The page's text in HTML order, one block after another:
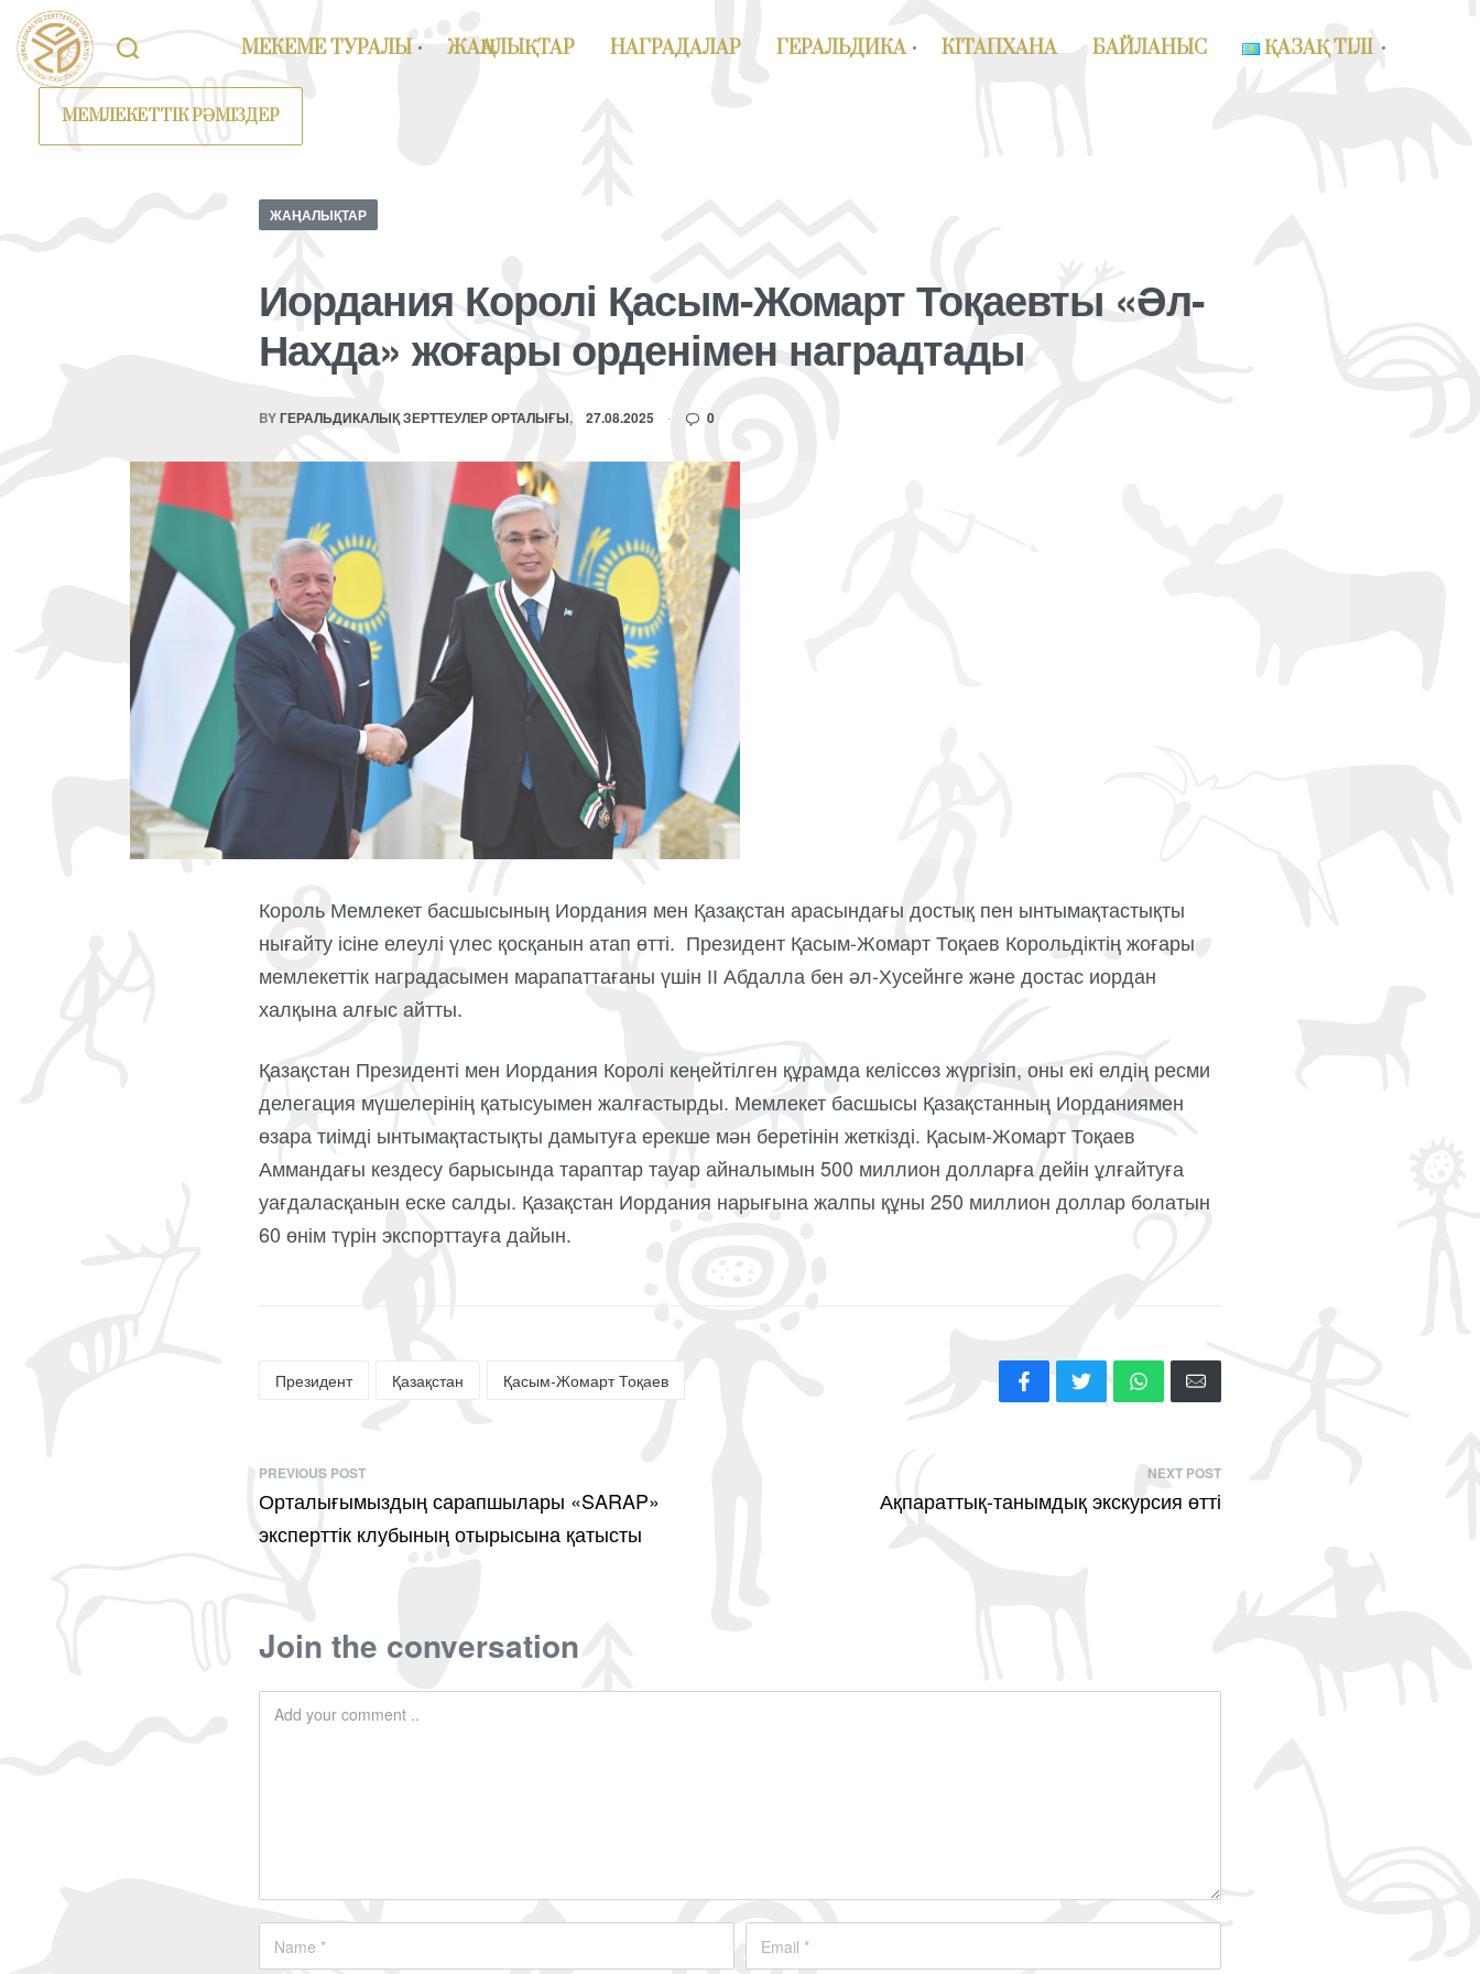
МЕКЕМЕ ТУРАЛЫ ЖАҢАЛЫҚТАР НАГРАДАЛАР ГЕРАЛЬДИКА КІТАПХАНА БАЙЛАНЫС ҚАЗАҚ ТІЛІ
МЕМЛЕКЕТТІК РӘМІЗДЕР
ЖАҢАЛЫҚТАР
Иордания Королі Қасым-Жомарт Тоқаевты «Әл-
Нахда» жоғары орденімен наградтады
BYГЕРАЛЬДИКАЛЫҚ ЗЕРТТЕУЛЕР ОРТАЛЫҒЫ 27.08.2025 0
Король Мемлекет басшысының Иордания мен Қазақстан арасындағы достық пен ынтымақтастықты
нығайту ісіне елеулі үлес қосқанын атап өтті. Президент Қасым-Жомарт Тоқаев Корольдіктің жоғары
мемлекеттік наградасымен марапаттағаны үшін ІІ Абдалла бен әл-Хусейнге және достас иордан
халқына алғыс айтты.
Қазақстан Президенті мен Иордания Королі кеңейтілген құрамда келіссөз жүргізіп, оны екі елдің ресми
делегация мүшелерінің қатысуымен жалғастырды. Мемлекет басшысы Қазақстанның Иорданиямен
өзара тиімді ынтымақтастықты дамытуға ерекше мән беретінін жеткізді. Қасым-Жомарт Тоқаев
Аммандағы кездесу барысында тараптар тауар айналымын 500 миллион долларға дейін ұлғайтуға
уағдаласқанын еске салды. Қазақстан Иордания нарығына жалпы құны 250 миллион доллар болатын
60 өнім түрін экспорттауға дайын.
Президент Қазақстан Қасым-Жомарт Тоқаев
PREVIOUS POST
Орталығымыздың сарапшылары «SARAP»
эксперттік клубының отырысына қатысты
NEXT POST
Ақпараттық-танымдық экскурсия өтті
Join the conversation